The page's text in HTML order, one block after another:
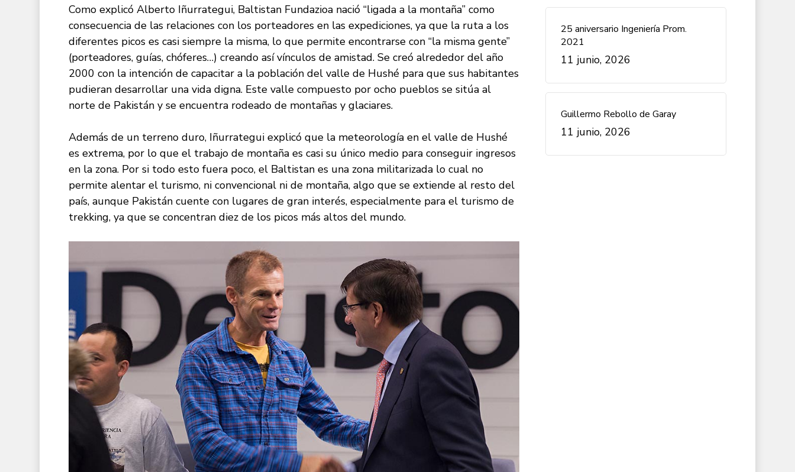
Como explicó Alberto Iñurrategui, Baltistan Fundazioa nació “ligada a la montaña” como
consecuencia de las relaciones con los porteadores en las expediciones, ya que la ruta a los
diferentes picos es casi siempre la misma, lo que permite encontrarse con “la misma gente”
(porteadores, guías, chóferes…) creando así vínculos de amistad. Se creó alrededor del año
2000 con la intención de capacitar a la población del valle de Hushé para que sus habitantes
pudieran desarrollar una vida digna. Este valle compuesto por ocho pueblos se sitúa al
norte de Pakistán y se encuentra rodeado de montañas y glaciares.
Además de un terreno duro, Iñurrategui explicó que la meteorología en el valle de Hushé
es extrema, por lo que el trabajo de montaña es casi su único medio para conseguir ingresos
en la zona. Por si todo esto fuera poco, el Baltistan es una zona militarizada lo cual no
permite alentar el turismo, ni convencional ni de montaña, algo que se extiende al resto del
país, aunque Pakistán cuente con lugares de gran interés, especialmente para el turismo de
trekking, ya que se concentran diez de los picos más altos del mundo.
25 aniversario Ingeniería Prom.
2021
11 junio, 2026
Guillermo Rebollo de Garay
11 junio, 2026